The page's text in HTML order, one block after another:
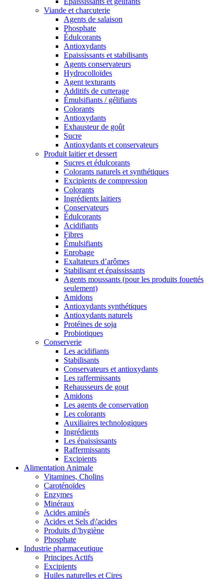
Viande et charcuterie
Agents de salaison
Phosphate
Édulcorants
Antioxydants
Epaississants et stabilisants
Agents conservateurs
Hydrocolloïdes
Agent texturants
Additifs de cutterage
Émulsifiants / gélifiants
Colorants
Antioxydants
Exhausteur de goût
Sucre
Antioxydants et conservateurs
Produit laitier et dessert
Sucres et édulcorants
Colorants naturels et synthétiques
Excipients de compression
Colorants
Ingrédients laitiers
Conservateurs
Édulcorants
Acidifiants
Fibres
Émulsifiants
Enrobage
Exaltateurs d’arômes
Stabilisant et épaississants
Agents moussants (pour les produits fouettés
seulement)
Amidons
Antioxydants synthétiques
Antioxydants naturels
Protéines de soja
Probiotiques
Conserverie
Les acidifiants
Stabilisants
Conservateurs et antioxydants
Les raffermissants
Rehausseurs de gout
Amidons
Les agents de conservation
Les colorants
Auxiliaires technologiques
Ingrédients
Les épaississants
Raffermissants
Excipients
Alimentation Animale
Vitamines, Cholins
Caroténoïdes
Enzymes
Minéraux
Acides aminés
Acides et Sels d\'acides
Produits d\'hygiène
Phosphate
Industrie pharmaceutique
Principes Actifs
Excipients
Huiles naturelles et Cires